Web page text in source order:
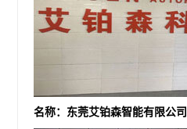
名称：东莞艾铂森智能有限公司